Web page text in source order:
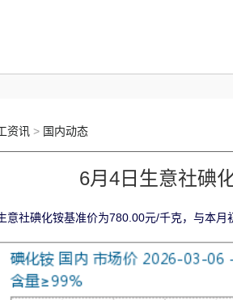
资讯> 国内动态
6月4日生意社碘
意社碘化铵基准价为780.00元/千克，与本月